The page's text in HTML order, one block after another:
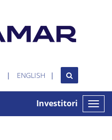
ENGLISH
Toggle
Investitori